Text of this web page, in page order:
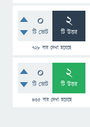
0
টি ভোট
2
টি উত্তর
728 বার দেখা হয়েছে
0
টি ভোট
2
টি উত্তর
435বার দেখা হয়েছে